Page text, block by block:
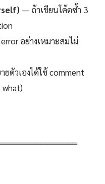
— ถ้าเขียนโค้ดซ้ำ 3
อย่างเหมาะสมไม่
ตัวเองได้ใช้ comment
what)